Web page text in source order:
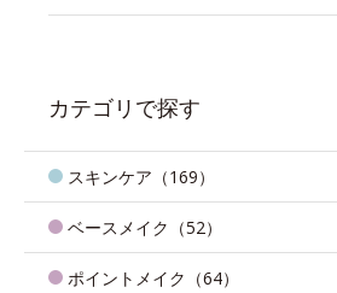
カテゴリで探す
スキンケア（169）
ベースメイク（52）
ポイントメイク（64）